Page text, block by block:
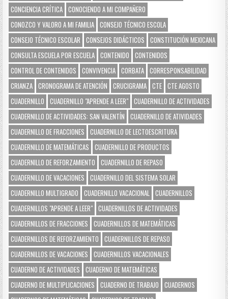
CONCIENCIA CRÍTICA CONOCIENDO A MI COMPAÑERO
CONOZCO Y VALORO A MI FAMILIA CONSEJO TÉCNICO ESCOLA
CONSEJO TÉCNICO ESCOLAR
CONSEJOS DIDÁCTICOS
CONSTITUCIÓN MEXICANA
CONSULTA ESCUELA POR ESCUELA CONTENIDO
CONTENIDOS
CONTROL DE CONTENIDOS
CONVIVENCIA CORBATA CORRESPONSABILIDAD
CRIANZA CRONOGRAMA DE ATENCIÓN CRUCIGRAMA CTE CTE AGOSTO
CUADERNILLO
CUADERNILLO "APRENDE A LEER" CUADERNILLO DE ACTIVIDADES
CUADERNILLO DE ACTIVIDADES: SAN VALENTÍN
CUADERNILLO DE ATIVIDADES
CUADERNILLO DE FRACCIONES
CUADERNILLO DE LECTOESCRITURA
CUADERNILLO DE MATEMÁTICAS
CUADERNILLO DE PRODUCTOS
CUADERNILLO DE REFORZAMIENTO
CUADERNILLO DE REPASO
CUADERNILLO DE VACACIONES
CUADERNILLO DEL SISTEMA SOLAR
CUADERNILLO MULTIGRADO
CUADERNILLO VACACIONAL CUADERNILLOS
CUADERNILLOS "APRENDE A LEER" CUADERNILLOS DE ACTIVIDADES
CUADERNILLOS DE FRACCIONES
CUADERNILLOS DE MATEMÁTICAS
CUADERNILLOS DE REFORZAMIENTO
CUADERNILLOS DE REPASO
CUADERNILLOS DE VACACIONES
CUADERNILLOS VACACIONALES
CUADERNO DE ACTIVIDADES
CUADERNO DE MATEMÁTICAS
CUADERNO DE MULTIPLICACIONES
CUADERNO DE TRABAJO
CUADERNOS